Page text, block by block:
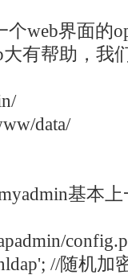
web界面的
有帮助，我
data/
基本
//随机